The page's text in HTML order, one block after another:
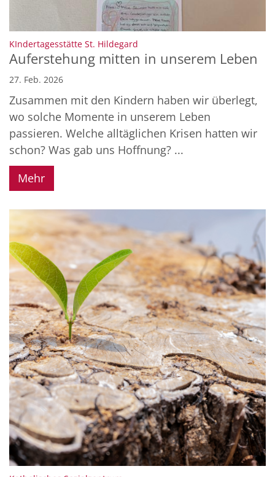
KIndertagesstätte St. Hildegard
Auferstehung mitten in unserem Leben
27. Feb. 2026
Zusammen mit den Kindern haben wir überlegt,
wo solche Momente in unserem Leben
passieren. Welche alltäglichen Krisen hatten wir
schon? Was gab uns Hoffnung? ...
Mehr